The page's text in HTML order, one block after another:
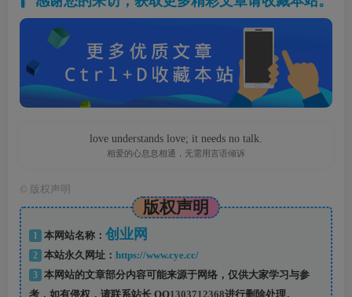
love understands love; it needs no talk.
相爱的心息息相通，无需用言语倾诉
版权声明
版权声明
1 本网站名称： 创业网
2 本站永久网址： https://www.cye.cc/
3
本网站的文章部分内容可能来源于网络，仅供大家学习与参